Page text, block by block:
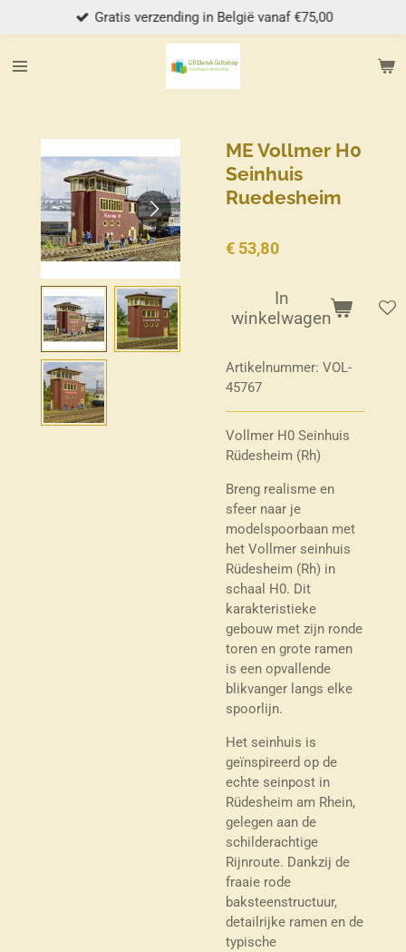
direct
naar
Gratis verzending in België vanaf €75,00
ME Vollmer H0
Seinhuis
Ruedesheim
€ 53,80
In
winkelwagen
Artikelnummer: VOL-
45767
Vollmer H0 Seinhuis
Rüdesheim (Rh)
Breng realisme en
sfeer naar je
modelspoorbaan met
het Vollmer seinhuis
Rüdesheim (Rh) in
schaal H0. Dit
karakteristieke
gebouw met zijn ronde
toren en grote ramen
is een opvallende
blikvanger langs elke
spoorlijn.
Het seinhuis is
geïnspireerd op de
echte seinpost in
Rüdesheim am Rhein,
gelegen aan de
schilderachtige
Rijnroute. Dankzij de
fraaie rode
baksteenstructuur,
detailrijke ramen en de
typische